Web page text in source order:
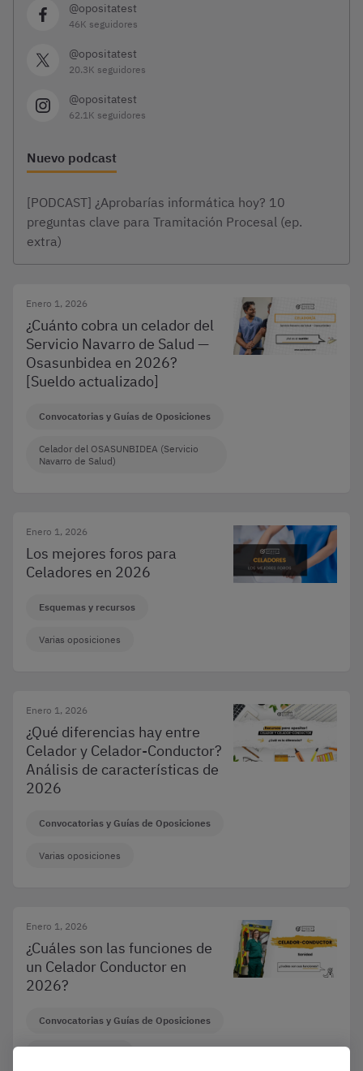
@opositatest
46K seguidores
@opositatest
20.3K seguidores
@opositatest
62.1K seguidores
Nuevo podcast
[PODCAST] ¿Aprobarías informática hoy? 10
preguntas clave para Tramitación Procesal (ep.
extra)
Enero 1, 2026
¿Cuánto cobra un celador del
Servicio Navarro de Salud —
Osasunbidea en 2026?
[Sueldo actualizado]
Convocatorias y Guías de Oposiciones
Celador del OSASUNBIDEA (Servicio
Navarro de Salud)
Enero 1, 2026
Los mejores foros para
Celadores en 2026
Esquemas y recursos
Varias oposiciones
Enero 1, 2026
¿Qué diferencias hay entre
Celador y Celador-Conductor?
Análisis de características de
2026
Convocatorias y Guías de Oposiciones
Varias oposiciones
Enero 1, 2026
¿Cuáles son las funciones de
un Celador Conductor en
2026?
Convocatorias y Guías de Oposiciones